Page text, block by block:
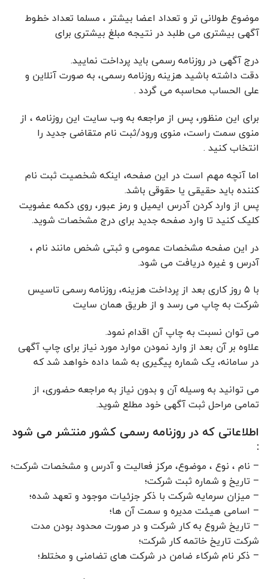
موضوع طولانی تر و تعداد اعضا بیشتر ، مسلما تعداد خطوط
آگهی بیشتری می طلبد در نتیجه مبلغ بیشتری برای
درج آگهی در روزنامه رسمی باید پرداخت نمایید.
دقت داشته باشید هزینه روزنامه رسمی، به صورت آنلاین و
علی الحساب محاسبه می گردد .
برای این منظور، پس از مراجعه به وب سایت این روزنامه ، از
منوی سمت راست، منوی ورود/ثبت نام متقاضی جدید را
انتخاب کنید .
اما آنچه مهم است در این صفحه، اینکه شخصیت ثبت نام
کننده باید حقیقی یا حقوقی باشد.
پس از وارد کردن آدرس ایمیل و رمز عبور، روی دکمه عضویت
کلیک کنید تا وارد صفحه جدید برای درج مشخصات شوید.
در این صفحه مشخصات عمومی و ثبتی شخص مانند نام ،
آدرس و غیره دریافت می شود.
با ۵ روز کاری بعد از پرداخت هزینه، روزنامه رسمی تاسیس
شرکت به چاپ می رسد و از طریق همان سایت
می توان نسبت به چاپ آن اقدام نمود.
علاوه بر آن بعد از وارد نمودن موارد مورد نیاز برای چاپ آگهی
در سامانه، یک شماره پیگیری به شما داده خواهد شد که
می توانید به وسیله آن و بدون نیاز به مراجعه حضوری، از
تمامی مراحل ثبت آگهی خود مطلع شوید.
اطلاعاتی که در روزنامه رسمی کشور منتشر می شود
:
– نام ، نوع ، موضوع، مرکز فعالیت و آدرس و مشخصات شرکت؛
– تاریخ و شماره ثبت شرکت؛
– میزان سرمایه شرکت با ذکر جزئیات موجود و تعهد شده؛
– اسامی هیئت مدیره و سمت آن ها؛
– تاریخ شروع به کار شرکت و در صورت محدود بودن مدت
شرکت تاریخ خاتمه کار شرکت؛
– ذکر نام شرکاء ضامن در شرکت های تضامنی و مختلط؛